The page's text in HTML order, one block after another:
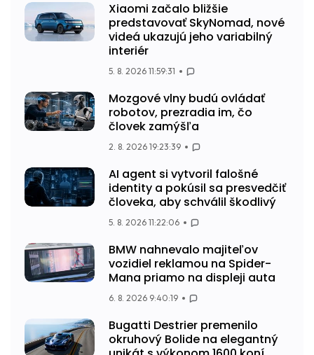
Xiaomi začalo bližšie
predstavovať SkyNomad, nové
videá ukazujú jeho variabilný
interiér
5. 8. 2026 11:59:31
Mozgové vlny budú ovládať
robotov, prezradia im, čo
človek zamýšľa
2. 8. 2026 19:23:39
AI agent si vytvoril falošné
identity a pokúsil sa presvedčiť
človeka, aby schválil škodlivý
5. 8. 2026 11:22:06
BMW nahnevalo majiteľov
vozidiel reklamou na Spider-
Mana priamo na displeji auta
6. 8. 2026 9:40:19
Bugatti Destrier premenilo
okruhový Bolide na elegantný